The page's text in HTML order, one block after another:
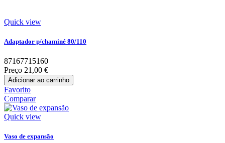
Quick view
Adaptador p/chaminé 80/110
87167715160
Preço 21,00 €
Adicionar ao carrinho
Favorito
Comparar
Quick view
Vaso de expansão